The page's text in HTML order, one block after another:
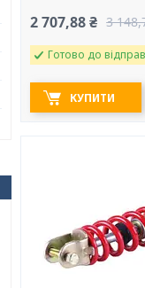
2 707,88 ₴ 3
Готово до
КУПИТИ